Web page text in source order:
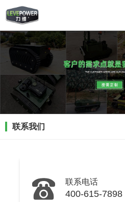
联系我们
联系电话
400-615-7898